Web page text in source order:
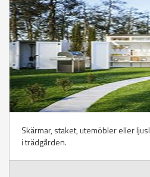
Skärmar, staket, utemöbler eller
i trädgården.